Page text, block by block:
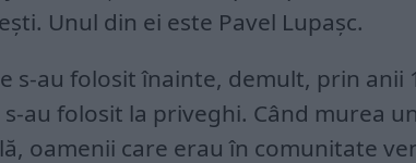
Unul din ei este Pavel Lupaşc.
s-au folosit înainte, demult, prin anii
s-au folosit la priveghi. Când murea
oamenii care erau în comunitate